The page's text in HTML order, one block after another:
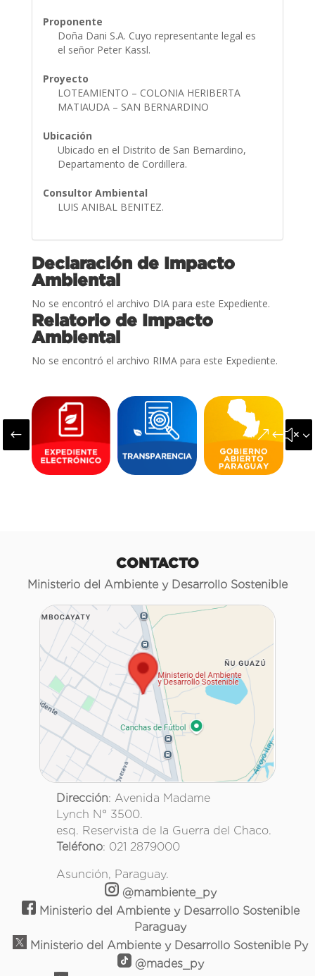
Proponente
Doña Dani S.A. Cuyo representante legal es
el señor Peter Kassl.
Proyecto
LOTEAMIENTO – COLONIA HERIBERTA
MATIAUDA – SAN BERNARDINO
Ubicación
Ubicado en el Distrito de San Bernardino,
Departamento de Cordillera.
Consultor Ambiental
LUIS ANIBAL BENITEZ.
Declaración de Impacto
Ambiental
No se encontró el archivo DIA para este Expediente.
Relatorio de Impacto
Ambiental
No se encontró el archivo RIMA para este Expediente.
#
CONTACTO
Ministerio del Ambiente y Desarrollo Sostenible
Dirección: Avenida Madame
Lynch N° 3500.
esq. Reservista de la Guerra del Chaco.
Teléfono: 021 2879000
Asunción, Paraguay.
@mambiente_py
Ministerio del Ambiente y Desarrollo Sostenible
Paraguay
Ministerio del Ambiente y Desarrollo Sostenible Py
@mades_py